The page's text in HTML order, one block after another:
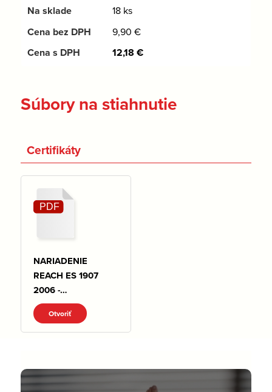
18 ks
9,90 €
12,18 €
Súbory na stiahnutie
Certifikáty
NARIADENIE
REACH ES 1907
2006 -
VYHLASENIE.pdf
Otvoriť